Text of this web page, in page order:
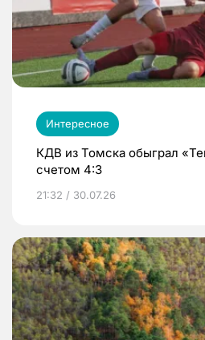
Интересное
КДВ из Томска обыграл
счетом 4:3
21:32 / 30.07.26